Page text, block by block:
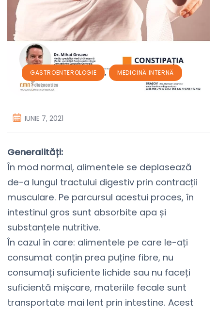
GASTROENTEROLOGIE , MEDICINĂ INTERNĂ
IUNIE 7, 2021
Generalități:
În mod normal, alimentele se deplasează
de-a lungul tractului digestiv prin contracții
musculare. Pe parcursul acestui proces, în
intestinul gros sunt absorbite apa și
substanțele nutritive.
În cazul în care: alimentele pe care le-ați
consumat conțin prea puține fibre, nu
consumați suficiente lichide sau nu faceți
suficientă mișcare, materiile fecale sunt
transportate mai lent prin intestine. Acest